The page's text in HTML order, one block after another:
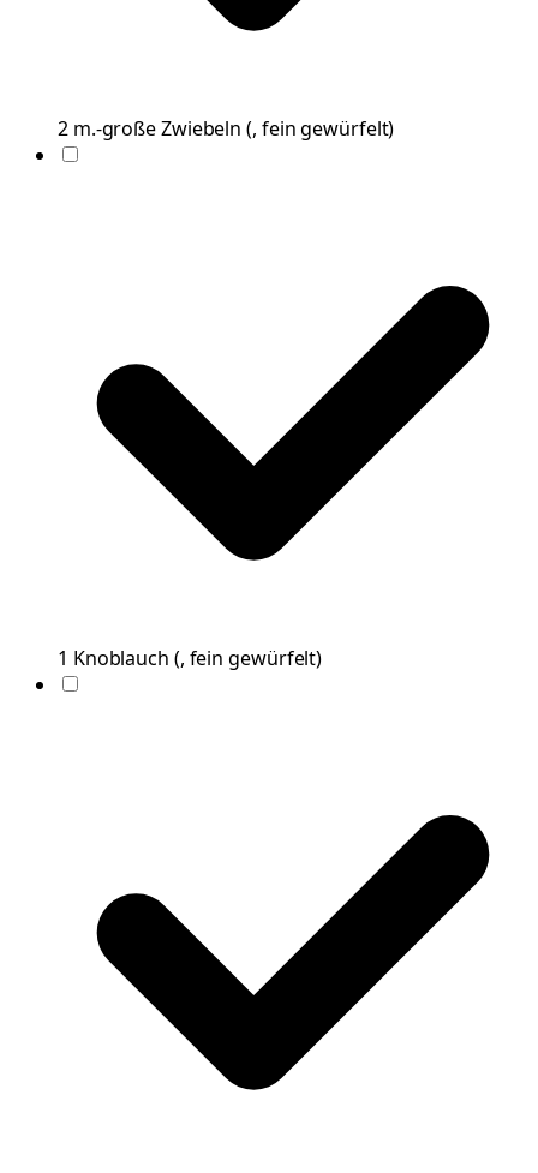
2 m.-großeZwiebeln (, fein gewürfelt)
1 Knoblauch (, fein gewürfelt)